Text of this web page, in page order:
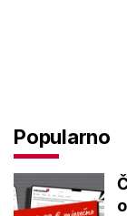
Popularno